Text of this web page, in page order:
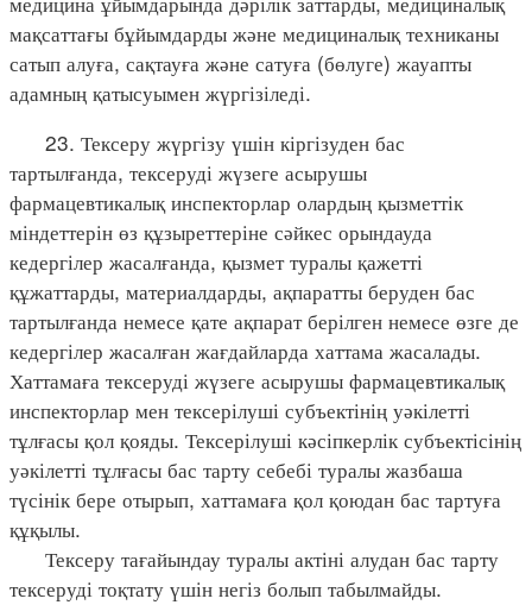
мақсаттағы бұйымдарды және медициналық техниканы
сатып алуға, сақтауға және сатуға (бөлуге) жауапты
адамның қатысуымен жүргізіледі.
23. Тексеру жүргізу үшін кіргізуден бас
тартылғанда, тексеруді жүзеге асырушы
фармацевтикалық инспекторлар олардың қызметтік
міндеттерін өз құзыреттеріне сәйкес орындауда
кедергілер жасалғанда, қызмет туралы қажетті
құжаттарды, материалдарды, ақпаратты беруден бас
тартылғанда немесе қате ақпарат берілген немесе өзге де
кедергілер жасалған жағдайларда хаттама жасалады.
Хаттамаға тексеруді жүзеге асырушы фармацевтикалық
инспекторлар мен тексерілуші субъектінің уәкілетті
тұлғасы қол қояды. Тексерілуші кәсіпкерлік субъектісінің
уәкілетті тұлғасы бас тарту себебі туралы жазбаша
түсінік бере отырып, хаттамаға қол қоюдан бас тартуға
құқылы.
Тексеру тағайындау туралы актіні алудан бас тарту
тексеруді тоқтату үшін негіз болып табылмайды.